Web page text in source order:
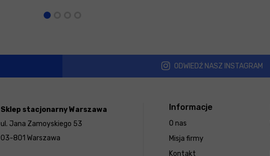
ODWIEDŹ NASZ INSTAGRAM
Informacje
O nas
Misja firmy
Kontakt
Sklep stacjonarny Warszawa
ul. Jana Zamoyskiego 53
03-801 Warszawa